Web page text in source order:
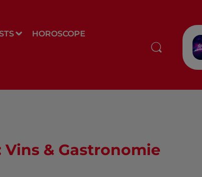
HOROSCOPE
& Gastronomie